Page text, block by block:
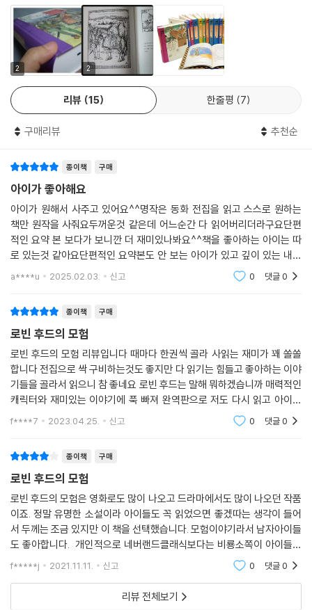
게 나눠 주는 의로운 도둑이다. 말하자면 우리나라의 홍길동과 같은 인물
이다. 그런데 다른 작가의 작품들에서 로빈 후드는 그저 용맹한 영웅일 뿐
인 반면, 하워드 파일의 『로빈 후드의 모험』에서는 강인하면서 종종 실수
도 하는 친근한 인물로 그려진다. 로빈은 전설적인 궁수이지만, 다른 싸움
은 부하들이 한 수 위다. 첫 대면에서 리틀 존에게 몽둥이찜질을 당해 냇물
에 거꾸로 처박힌 로빈은 분해서 어쩔 줄을 모른다. 또한 조카 윌 스칼렛에
게도 몽둥이 싸움에 패하는데 이를 부하들에게 숨기려고 전전긍긍하는 모
아는 인물로 그려진다. 푸줏간 주인으로 변장하고 장터에 나가 우스꽝스러
나눠 주기도 한다. 그리고 싸움 잘하는 사내는 물론, 노래를 잘 부르고 인물
이 좋은 사내를 만나면 어떻게든 자기 부하로 삼고 싶어 하며, 어디를 가든
술과 노래가 빠지는 법이 없다. 이처럼 사람 냄새 풀풀 나는 유쾌한 영웅 로
빈 후드 덕분에 작품은 시종일관 유쾌하고 통쾌한 분위기를 띠며, 독자들
은 마치 셔우드 숲에서 벌이는 로빈 후드의 잔치에 온 듯 상쾌하고 즐거운
기분을 만끽할 수 있다.
11세기부터 수백 년간 영국을 비롯해 유럽에서 사랑 받아 온 로빈 후드 이
야기는 인쇄술이 발달되면서 여러 작가들에 의해 소설로 엮여 나왔다. 188
3년 미국에서 출간된 하워드 파일의 『로빈 후드의 모험』은 그중에서도 가
장 짜임새 있고 뛰어난 작품으로 평가 받는다. 총 8부 20장으로 구성된 이
작품은 여기저기 흩어져 전해 내려오던 로빈 후드 이야기들을 한데 묶은
것으로, 스무 개의 굵직한 에피소드로 이뤄져 있다. 거기에 로빈 후드가 처
음 셔우드 숲에 숨어 살게 된 사연을 담은 프롤로그와 로빈 후드의 최후를
그린 에필로그가 더해져 있다. 이 작품의 특징을 꼽는다면, 각각의 독립적
물들의 성격이 매우 다층적으로 그려지는 점이라 하겠다. 로빈 후드 외에
부하인 리틀 존, 터크 수도사, 윌 스칼렛 등이 각 장의 주요 인물로 번갈아
등장하는데, 여러 캐릭터들의 면면이 드러나 읽는 재미를 더한다. 또한 각
장의 도입부에는 장의 간략한 줄거리와 함께 하워드 파일이 직접 그린 풀
컷 삽화가 들어간다. 흑백 펜화의 대가로 불리는 파일의 박력 넘치면서도
섬세하고, 화려하면서도 익살이 넘치는 파일의 그림과 본문장식 등은 읽는
재미와 더불어 보는 재미를 선사한다.
2 2
리뷰 15 한줄평 7
구매리뷰 추천순
종이책 구매
아이가 좋아해요
아이가 원해서 사주고 있어요^^명작은 동화 전집을 읽고 스스로 원하는
책만 원작을 사줘요두꺼운것 같은데 어느순간 다 읽어버리더라구요단편
적인 요약 본 보다가 보니깐 더 재미있나봐요^^책을 좋아하는 아이는 따
로 있는것 같아요단편적인 요약본도 안 보는 아이가 있고 깊이 있는 내용
을 좋아하는 아이도 있어요깊이 있는 내용을 좋아하는 아이라면 추천입니
a****u 2025.02.03. 신고 0 댓글0
종이책 구매
로빈 후드의 모험
로빈 후드의 모험 리뷰입니다 때마다 한권씩 골라 사읽는 재미가 꽤 쏠쏠
합니다 전집으로 싹 구비하는것도 좋지만 다 읽기는 힘들고 좋아하는 이야
기들을 골라서 읽으니 참 좋네요 로빈 후드는 말해 뭐하겠습니까 매력적인
캐릭터와 재미있는 이야기에 푹 빠져 완역판으로 저도 다시 읽고 아이도
함께 읽었습니다 재미있게 잘읽었습니다 강추합니다 좋은책 많이 내주셔
f****7 2023.04.25. 신고 0 댓글0
종이책 구매
로빈 후드의 모험
로빈 후드의 모험은 영화로도 많이 나오고 드라마에서도 많이 나오던 작품
이죠. 정말 유명한 소설이라 아이들도 꼭 읽었으면 좋겠따는 생각이 들어
서 두께는 조금 있지만 이 책을 선택했습니다. 모험이야기라서 남자아이들
도 좋아합니다. 개인적으로 네버랜드클래식보다는 비룡소쪽이 아이들이
읽기에 더 적합한 번역인 것 같습니다. 아이들도 네버랜드보다 비룡소클래
식을 더 좋아하더
f*****j 2021.11.11. 신고 0 댓글0
리뷰 전체보기